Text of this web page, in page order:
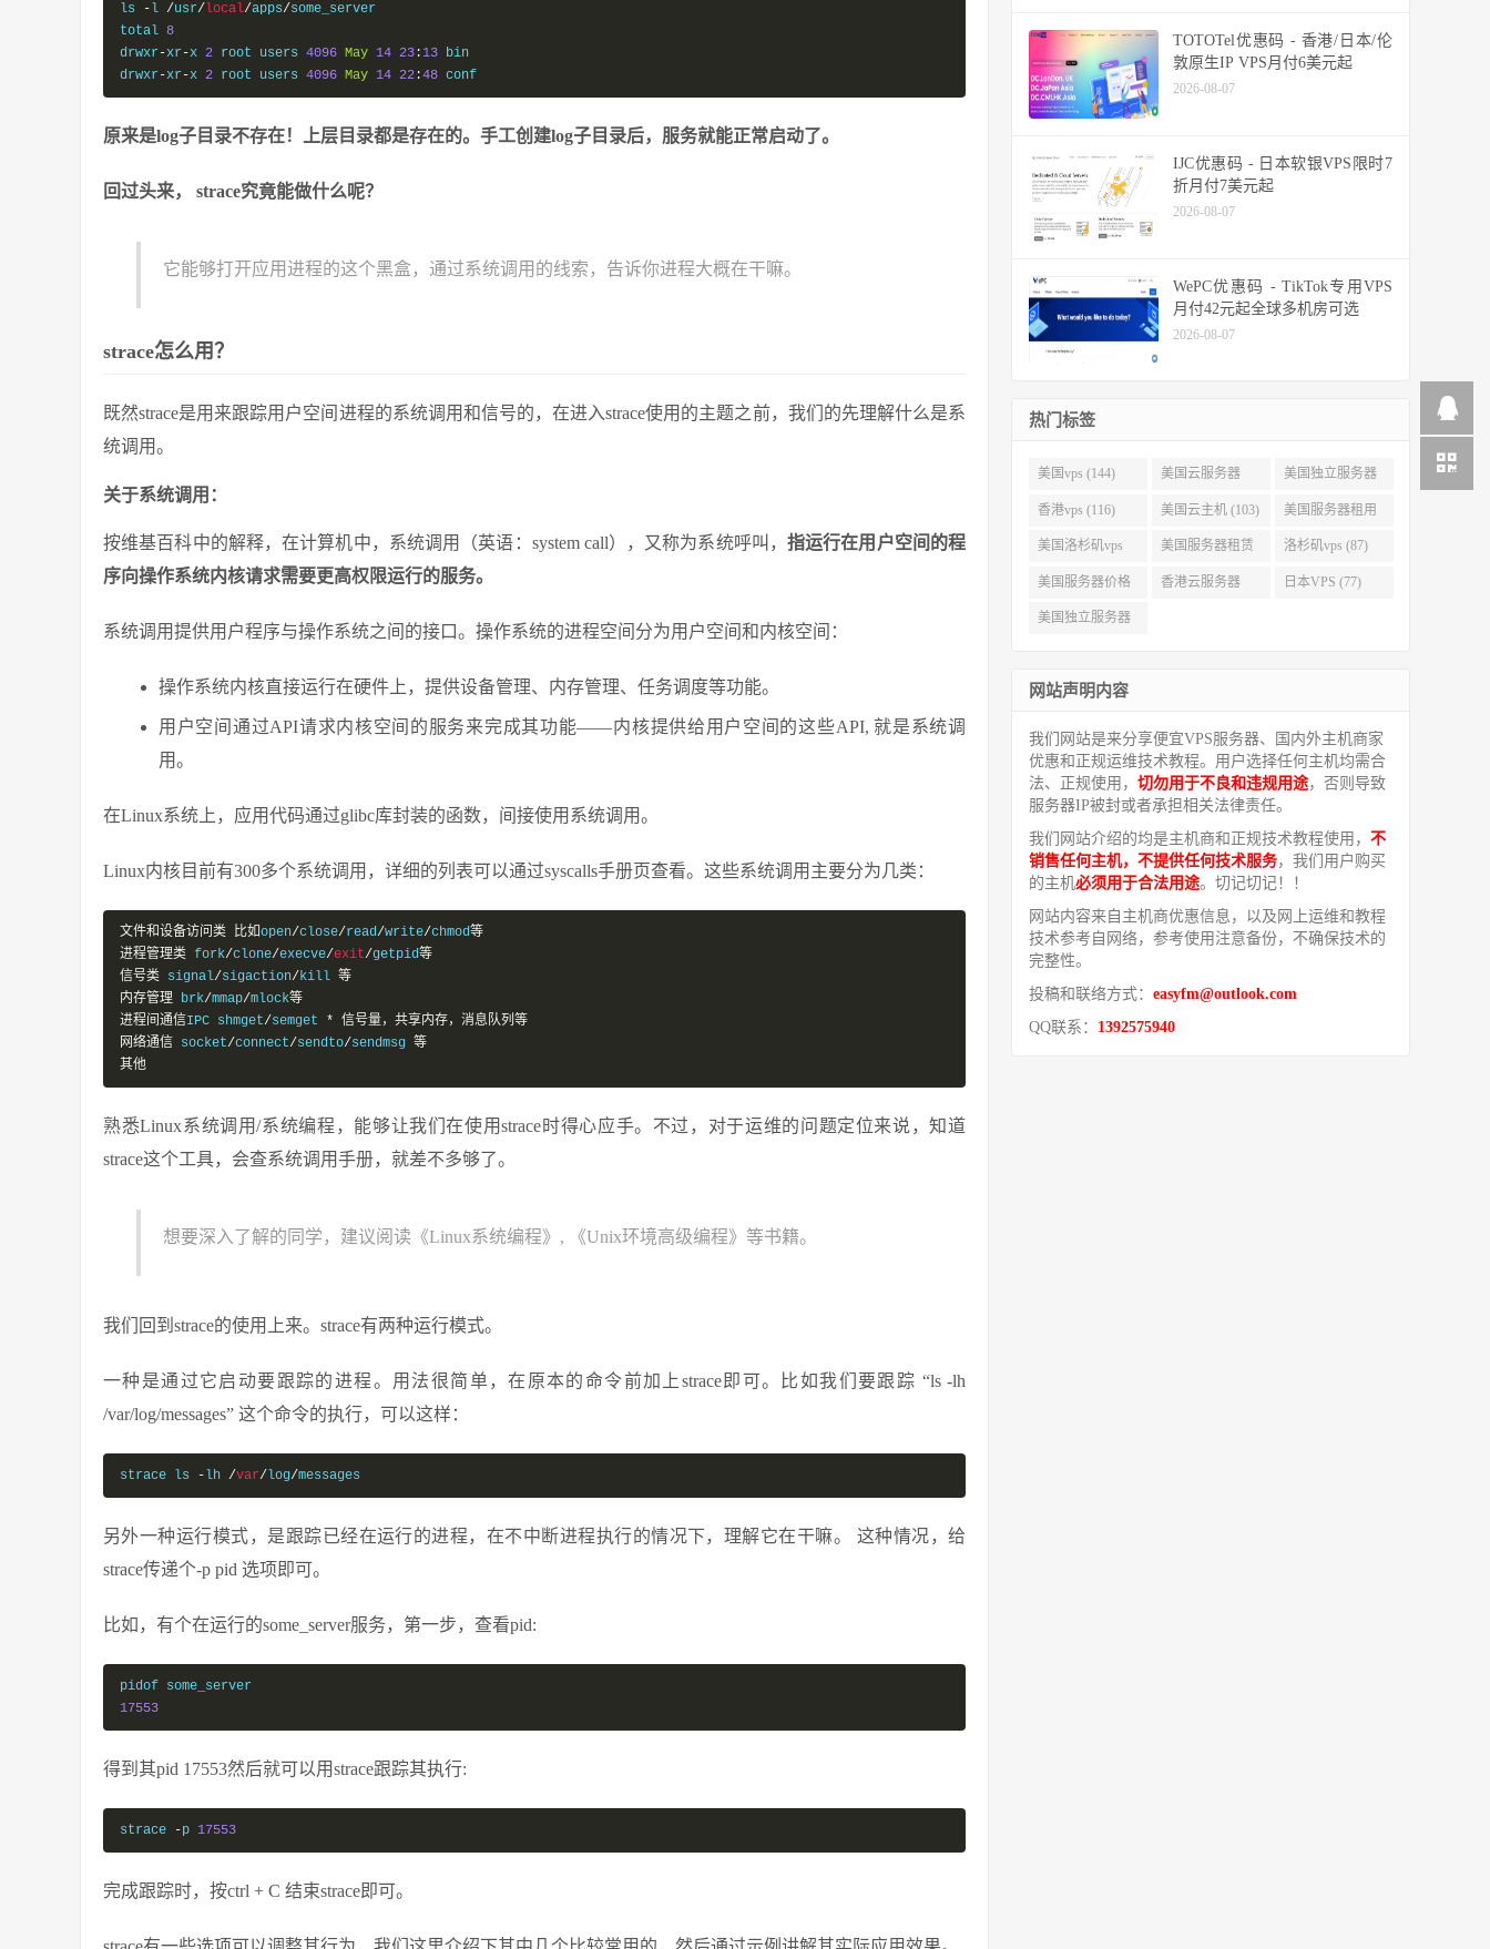
ls
- l /usr/ local/apps/some_server
total 8
drwxr-xr-x 2 root users 4096 May 14 23 : 13 bin
drwxr-xr-x 2 root users 4096 May 14 22 :48 conf
原来是log子目录不存在！上层目录都是存在的。手工创建log子目录后，服务就能正常启动了。
回过头来， strace究竟能做什么呢？
它能够打开应用进程的这个黑盒，通过系统调用的线索，告诉你进程大概在干嘛。
strace怎么用？
既然strace是用来跟踪用户空间进程的系统调用和信号的，在进入strace使用的主题之前，我们的先理解什么是系
统调用。
关于系统调用：
按维基百科中的解释，在计算机中，系统调用（英语：system call），又称为系统呼叫， 指运行在用户空间的程
序向操作系统内核请求需要更高权限运行的服务。
系统调用提供用户程序与操作系统之间的接口。操作系统的进程空间分为用户空间和内核空间：
操作系统内核直接运行在硬件上，提供设备管理、内存管理、任务调度等功能。
用户空间通过API请求内核空间的服务来完成其功能——内核提供给用户空间的这些API, 就是系统调
用。
在Linux系统上，应用代码通过glibc库封装的函数，间接使用系统调用。
Linux内核目前有300多个系统调用，详细的列表可以通过syscalls手册页查看。这些系统调用主要分为几类：
文件和设备访问类 比如open/close/read/write/chmod等
进程管理类 fork/clone/execve/exit/getpid等
信号类 signal/sigaction/kill 等
内存管理 brk/mmap/mlock等
进程间通信IPC shmget/semget * 信号量，共享内存，消息队列等
网络通信 socket/connect/sendto/sendmsg 等
其他
熟悉Linux系统调用/系统编程，能够让我们在使用strace时得心应手。不过，对于运维的问题定位来说，知道
strace这个工具，会查系统调用手册，就差不多够了。
想要深入了解的同学，建议阅读《Linux系统编程》, 《Unix环境高级编程》等书籍。
我们回到strace的使用上来。strace有两种运行模式。
一种是通过它启动要跟踪的进程。用法很简单，在原本的命令前加上strace即可。比如我们要跟踪 “ls -lh
/var/log/messages” 这个命令的执行，可以这样：
strace ls - lh /var/ log/messages
另外一种运行模式，是跟踪已经在运行的进程，在不中断进程执行的情况下，理解它在干嘛。 这种情况，给
strace传递个-p pid 选项即可。
比如，有个在运行的some_server服务，第一步，查看pid:
17553
得到其pid 17553然后就可以用strace跟踪其执行:
strace -p 17553
完成跟踪时，按ctrl + C 结束strace即可。
TOTOTel优惠码 - 香港/日本/伦
敦原生IP VPS月付6美元起
2026-08-07
IJC优惠码 - 日本软银VPS限时7
折月付7美元起
2026-08-07
WePC优惠码 - TikTok专用VPS
月付42元起全球多机房可选
2026-08-07
热门标签
美国vps (144) 美国云服务器
(143)
美国独立服务器
(118)
香港vps (116) 美国云主机 (103) 美国服务器租用
(99)
美国洛杉矶vps
(94)
美国服务器租赁
(91)
洛杉矶vps (87)
美国服务器价格
(82)
香港云服务器 日本VPS (77)
美国独立服务器
网站声明内容
我们网站是来分享便宜VPS服务器、国内外主机商家
优惠和正规运维技术教程。用户选择任何主机均需合
法、正规使用， 切勿用于不良和违规用途，否则导致
服务器IP被封或者承担相关法律责任。
我们网站介绍的均是主机商和正规技术教程使用， 不
销售任何主机，不提供任何技术服务，我们用户购买
的主机必须用于合法用途。切记切记！！
网站内容来自主机商优惠信息，以及网上运维和教程
技术参考自网络，参考使用注意备份，不确保技术的
完整性。
投稿和联络方式： easyfm@outlook.com
QQ联系： 1392575940